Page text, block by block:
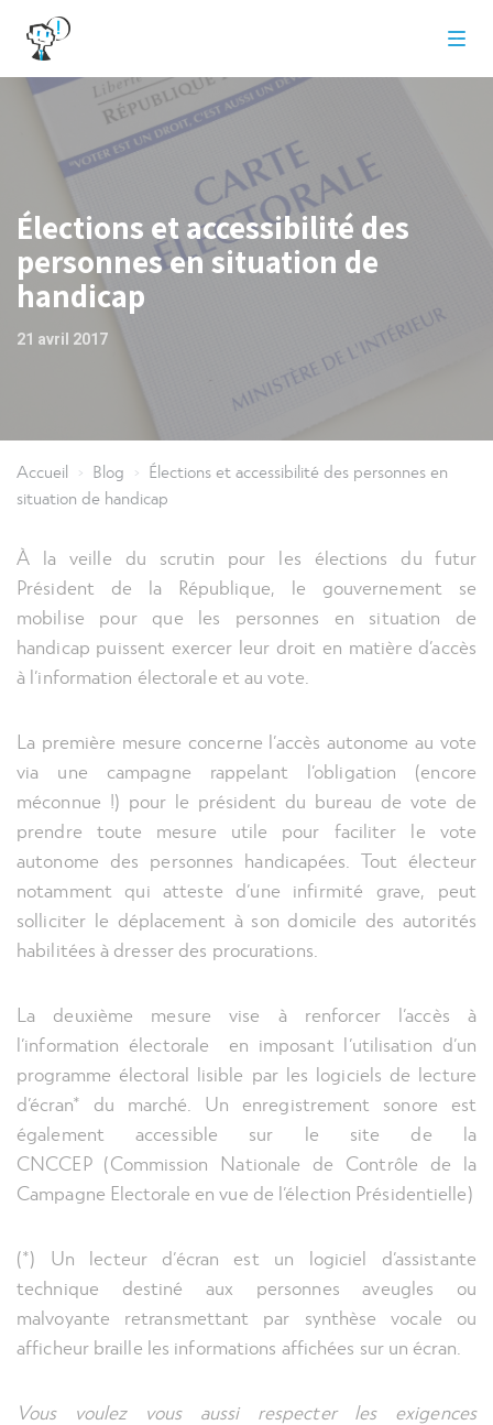
Élections et accessibilité des
personnes en situation de
handicap
21 avril 2017
Accueil > Blog >
Élections et accessibilité des personnes en
situation de handicap
Élections et accessibilité des personnes en situation
À la veille du scrutin pour les élections du futur
Président de la République, le gouvernement se
mobilise pour que les personnes en situation de
handicap puissent exercer leur droit en matière d’accès
à l’information électorale et au vote.
La première mesure concerne l’accès autonome au vote
via une campagne rappelant l’obligation (encore
méconnue !) pour le président du bureau de vote de
prendre toute mesure utile pour faciliter le vote
autonome des personnes handicapées. Tout électeur
notamment qui atteste d’une infirmité grave, peut
solliciter le déplacement à son domicile des autorités
habilitées à dresser des procurations.
La deuxième mesure vise à renforcer l’accès à
l’information électorale en imposant l’utilisation d’un
programme électoral lisible par les logiciels de lecture
d’écran* du marché. Un enregistrement sonore est
également accessible sur le site de la
CNCCEP (Commission Nationale de Contrôle de la
Campagne Electorale en vue de l’élection Présidentielle)
(*) Un lecteur d’écran est un logiciel d’assistante
technique destiné aux personnes aveugles ou
malvoyante retransmettant par synthèse vocale ou
afficheur braille les informations affichées sur un écran.
Vous voulez vous aussi respecter les exigences